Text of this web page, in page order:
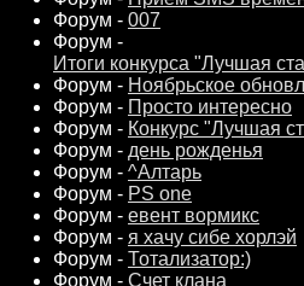
Форум - 007
Форум -
Итоги конкурса "Лучшая
Форум - Ноябрьское
Форум - Просто интересно
Форум - Конкурс "Лучшая
Форум - день рожденья
Форум - ^Алтарь
Форум - PS one
Форум - евент вормикс
Форум - я хачу сибе хорлэй
Форум - Тотализатор:)
Форум - Счет клана